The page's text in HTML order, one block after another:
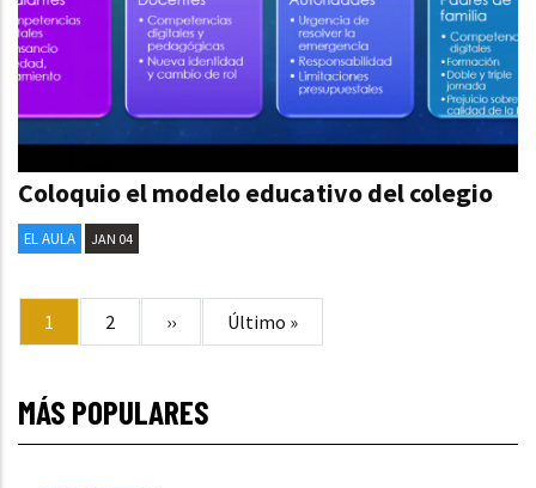
Coloquio el modelo educativo del colegio
EL AULA JAN 04
Paginación
Página
1 Page
2
Siguiente
››
Última
Último »
MÁS POPULARES